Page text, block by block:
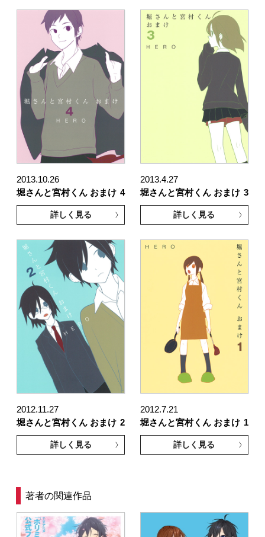
2013.10.26
堀さんと宮村くん おまけ 4
詳しく見る
2013.4.27
堀さんと宮村くん おまけ 3
詳しく見る
2012.11.27
堀さんと宮村くん おまけ 2
詳しく見る
2012.7.21
堀さんと宮村くん おまけ 1
詳しく見る
著者の関連作品